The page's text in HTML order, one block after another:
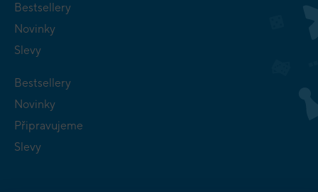
Bestsellery
Novinky
Slevy
Bestsellery
Novinky
Připravujeme
Slevy